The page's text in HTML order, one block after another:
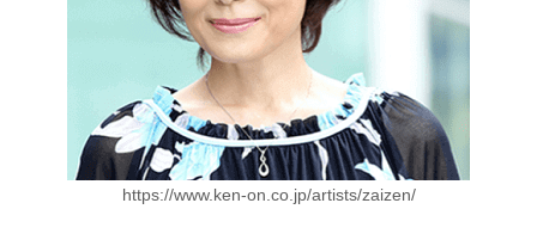
https://www.ken-on.co.jp/artists/zaizen/